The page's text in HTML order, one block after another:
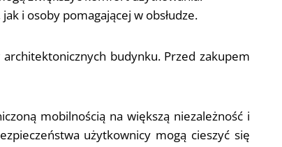
i osoby pomagającej w obsłudze.
budynku. Przed zakupem
mobilnością na większą niezależność i
użytkownicy mogą cieszyć się